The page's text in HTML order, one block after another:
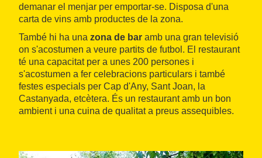
demanar el menjar per emportar-se. Disposa d'una
carta de vins amb productes de la zona.
També hi ha una zona de bar amb una gran televisió
on s'acostumen a veure partits de futbol. El restaurant
té una capacitat per a unes 200 persones i
s'acostumen a fer celebracions particulars i també
festes especials per Cap d'Any, Sant Joan, la
Castanyada, etcètera. És un restaurant amb un bon
ambient i una cuina de qualitat a preus assequibles.